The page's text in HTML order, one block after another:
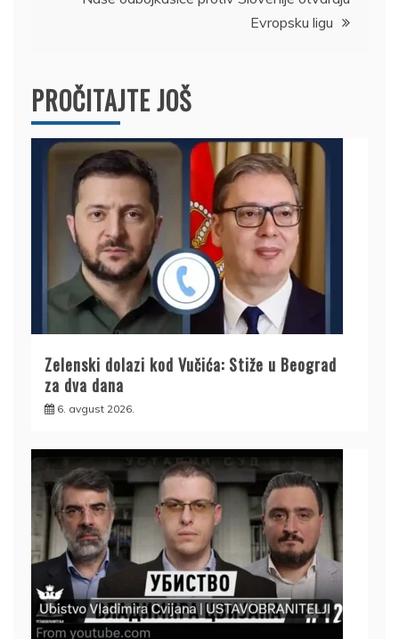
Evropsku ligu
PROČITAJTE JOŠ
Zelenski dolazi kod Vučića: Stiže u Beograd
za dva dana
6. avgust 2026.